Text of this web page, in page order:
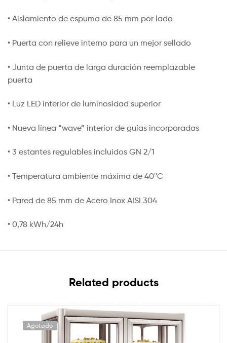
• Aislamiento de espuma de 85 mm por lado
• Puerta con relieve interno para un mejor sellado
• Junta de puerta de larga duración reemplazable
puerta
• Luz LED interior de luminosidad superior
• Nueva línea “wave” interior de guías incorporadas
• 3 estantes regulables incluidos GN 2/1
• Temperatura ambiente máxima de 40ºC
• Pared de 85 mm de Acero Inox AISI 304
• 0,78 kWh/24h
Related products
Agotado